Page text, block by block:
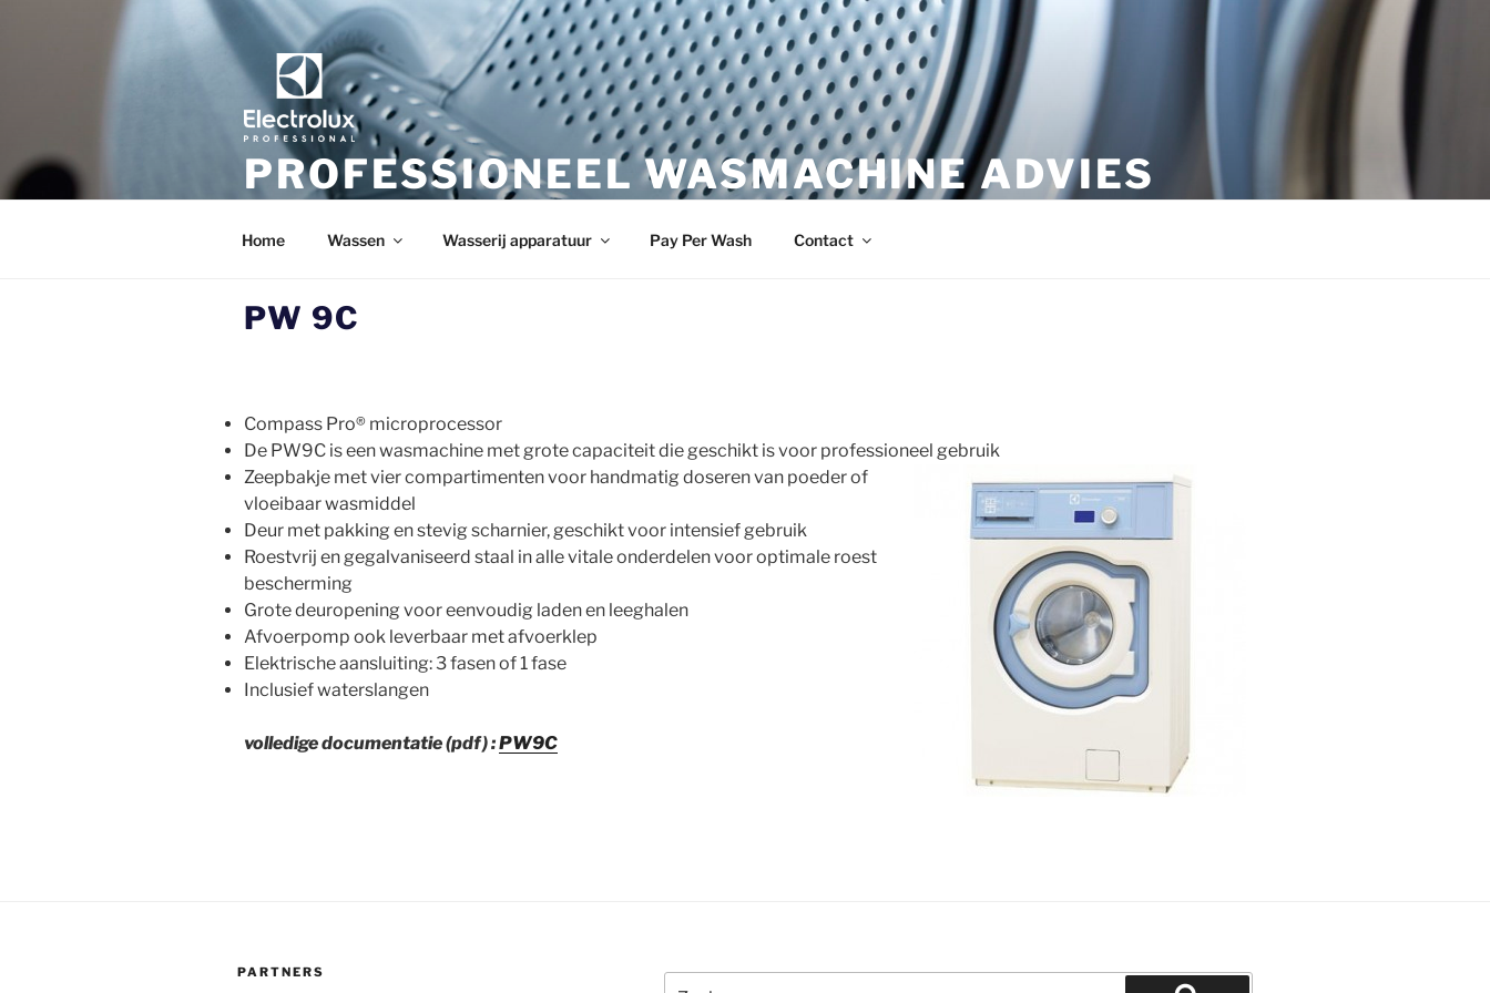
PROFESSIONEEL WASMACHINE ADVIES
Home Wassen Wasserij apparatuur Pay Per Wash Contact
PW 9C
Compass Pro® microprocessor
De PW9C is een wasmachine met grote capaciteit die geschikt is voor professioneel gebruik
Zeepbakje met vier compartimenten voor handmatig doseren van poeder of
vloeibaar wasmiddel
Deur met pakking en stevig scharnier, geschikt voor intensief gebruik
Roestvrij en gegalvaniseerd staal in alle vitale onderdelen voor optimale roest
bescherming
Grote deuropening voor eenvoudig laden en leeghalen
Afvoerpomp ook leverbaar met afvoerklep
Elektrische aansluiting: 3 fasen of 1 fase
Inclusief waterslangen
volledige documentatie (pdf) :PW9C
PARTNERS